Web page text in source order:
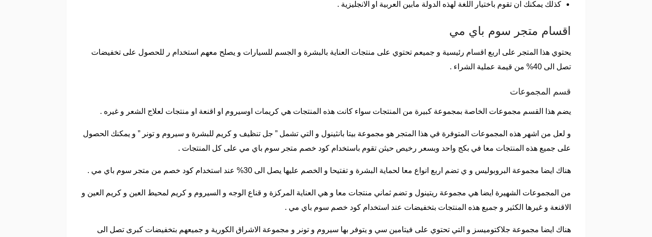
كذلك يمكنك ان تقوم باختيار اللغة لهذه الدولة مابين العربية او الانجليزية .
اقسام متجر سوم باي مي
يحتوي هذا المتجر على اربع اقسام رئيسية و جميعم تحتوي على منتجات العناية بالبشرة و الجسم للسيارات و يصلح معهم استخدام ر للحصول على تخفيضات
تصل الى 40% من قيمة عملية الشراء .
قسم المجموعات
يضم هذا القسم مجموعات الخاصة بمجموعة كبيرة من المنتجات سواء كانت هذه المنتجات هي كريمات اوسيروم او اقنعة او منتجات لعلاج الشعر و غيره .
و لعل من اشهر هذه المجموعات المتوفرة في هذا المتجر هو مجموعة بيتا بانثينول و التي تشمل ” جل تنظيف و كريم للبشرة و سيروم و تونر ” و يمكنك الحصول
على جميع هذه المنتجات معا في بكج واحد وبسعر رخيص حيثن تقوم باستخدام كود خصم متجر سوم باي مي على كل المنتجات .
هناك ايضا مجموعة البروبوليس و ي تضم اربع انواع معا لحماية البشرة و تفتيحا و الخصم عليها يصل الى 30% عند استخدام كود خصم من متجر سوم باي مي .
من المجموعات الشهيرة ايضا هي مجموعة ريتينول و تضم ثماني منتجات معا و هي العناية المركزة و قناع الوجه و السيروم و كريم لمحيط العين و كريم العين و
الاقنعة و غيرها الكثير و جميع هذه المنتجات بتخفيضات عند استخدام كود خصم سوم باي مي .
هناك ايضا مجموعة جلاكتوميسز و التي تحتوي على فيتامين سي و يتوفر بها سيروم و تونر و مجموعة الاشراق الكورية و جميعهم بتخفيضات كبرى تصل الى